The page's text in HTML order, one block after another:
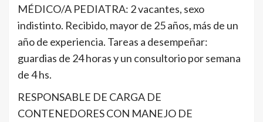
MÉDICO/A PEDIATRA: 2 vacantes, sexo
indistinto. Recibido, mayor de 25 años, más de un
año de experiencia. Tareas a desempeñar:
guardias de 24 horas y un consultorio por semana
de 4 hs.
RESPONSABLE DE CARGA DE
CONTENEDORES CON MANEJO DE